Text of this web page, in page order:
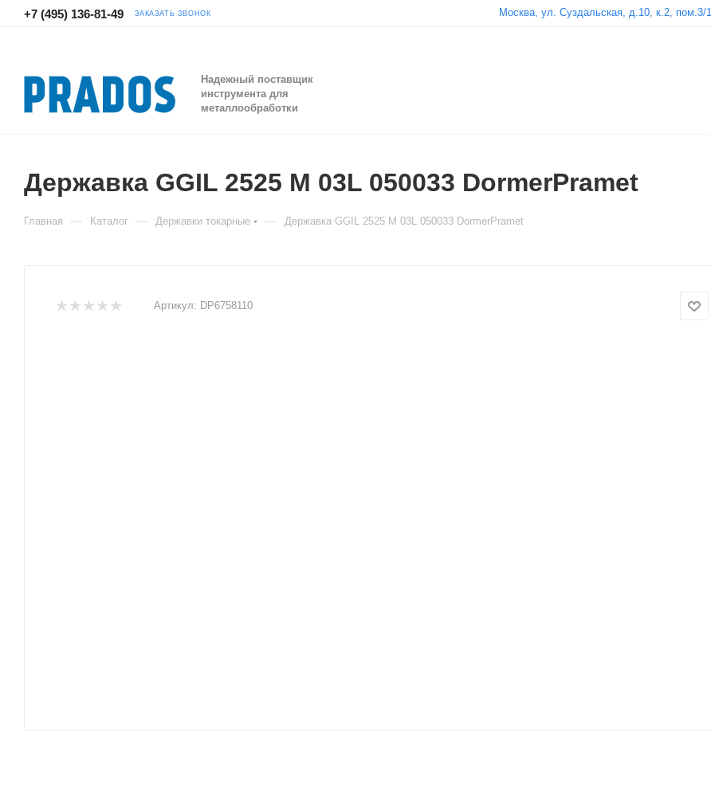
+7 (495) 136-81-49 ЗАКАЗАТЬ ЗВОНОК Москва, ул. Суздальская, д.10, к.2, пом.3/1
Надежный поставщик
инструмента для
металлообработки
Державка GGIL 2525 M 03L 050033 DormerPramet
Главная — Каталог — Державки токарные — Державка GGIL 2525 M 03L 050033 DormerPramet
Артикул: DP6758110